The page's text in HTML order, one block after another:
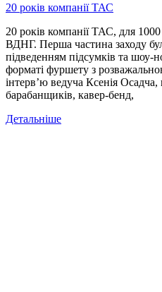
20 років компанії ТАС
20 років компанії ТАС, для
ВДНГ. Перша частина заходу
підведенням підсумків та шоу-
форматі фуршету з
інтерв’ю ведуча Ксенія
барабанщиків, кавер-бенд,
Детальніше